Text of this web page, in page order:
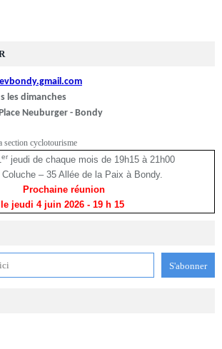
les dimanches
Neuburger - Bondy
section cyclotourisme
erjeudi de chaque mois de 19h15 à 21h00
– 35 Allée de la Paix à Bondy.
Prochaine réunion
le jeudi 4 juin 2026 - 19 h 15